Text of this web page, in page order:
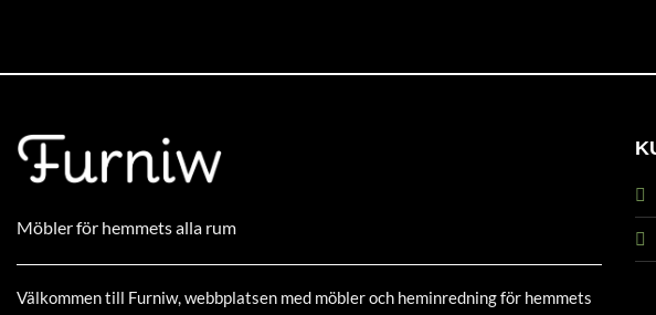
Möbler för hemmets alla rum
Välkommen till Furniw, webbplatsen med möbler och heminredning för hemmets